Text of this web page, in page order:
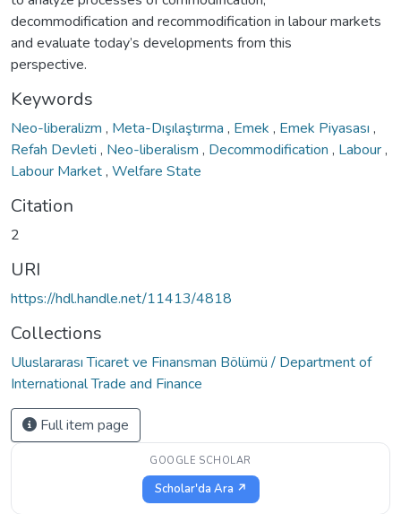
decommodification and recommodification in labour markets
and evaluate today’s developments from this
perspective.
Keywords
Neo-liberalizm , Meta-Dışılaştırma , Emek , Emek Piyasası ,
Refah Devleti , Neo-liberalism , Decommodification , Labour,
Labour Market, Welfare State
Citation
2
URI
https://hdl.handle.net/11413/4818
Collections
Uluslararası Ticaret ve Finansman Bölümü / Department of
International Trade and Finance
Full item page
GOOGLE SCHOLAR
Scholar'da Ara ↗